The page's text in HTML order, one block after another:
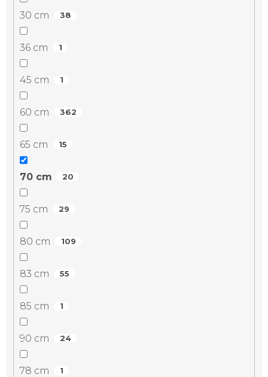
30 cm 38
36 cm 1
45 cm 1
60 cm 362
65 cm 15
70 cm 20
75 cm 29
80 cm 109
83 cm 55
85 cm 1
90 cm 24
78 cm 1